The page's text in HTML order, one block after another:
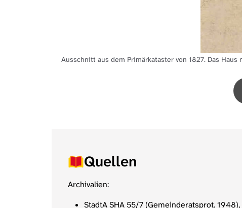
Ausschnitt aus dem Primärkataster von 1827. Das
Quellen
Archivalien:
StadtA SHA 55/7 (Gemeinderatsprot. 1948),